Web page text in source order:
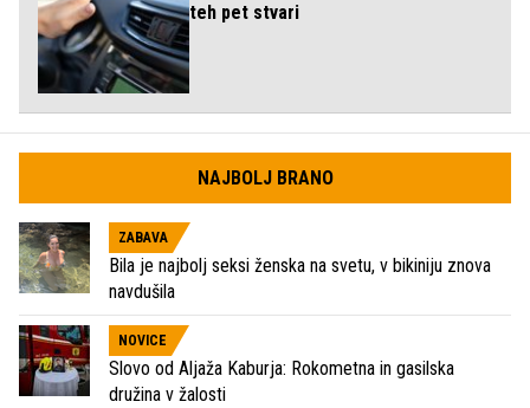
teh pet stvari
NAJBOLJ BRANO
ZABAVA
Bila je najbolj seksi ženska na svetu, v bikiniju znova
navdušila
NOVICE
Slovo od Aljaža Kaburja: Rokometna in gasilska
družina v žalosti